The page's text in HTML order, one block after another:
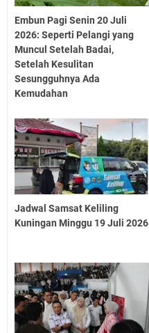
Embun Pagi Senin 20 Juli
2026: Seperti Pelangi yang
Muncul Setelah Badai,
Setelah Kesulitan
Sesungguhnya Ada
Kemudahan
Jadwal Samsat Keliling
Kuningan Minggu 19 Juli 2026